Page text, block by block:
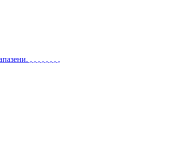
, , , , , , , ,